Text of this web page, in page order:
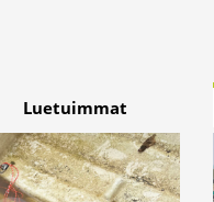
Luetuimmat